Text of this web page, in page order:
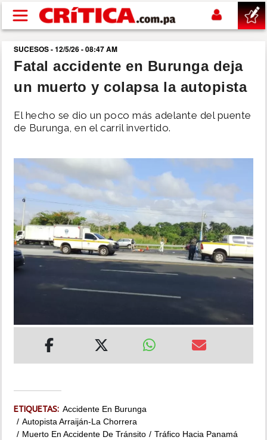
Pasar al contenido principal
buscar
SUCESOS
NACIONAL
SHOW
DEPORTES
MUNDO
MULTIMEDIA
SUCESOS - 12/5/26 - 08:47 AM
Fatal accidente en Burunga deja
un muerto y colapsa la autopista
El hecho se dio un poco más adelante del puente
de Burunga, en el carril invertido.
ETIQUETAS: Accidente En Burunga
Autopista Arraiján-La Chorrera
Muerto En Accidente De Tránsito
Tráfico Hacia Panamá